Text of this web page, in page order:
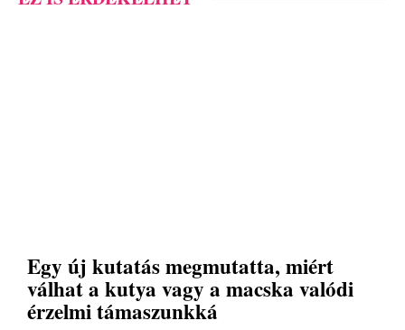
Egy új kutatás megmutatta, miért
válhat a kutya vagy a macska valódi
érzelmi támaszunkká